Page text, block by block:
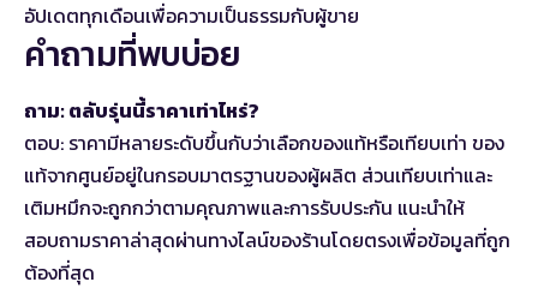
อัปเดตทุกเดือนเพื่อความเป็นธรรมกับผู้ขาย
คำถามที่พบบ่อย
ถาม: ตลับรุ่นนี้ราคาเท่าไหร่?
ตอบ: ราคามีหลายระดับขึ้นกับว่าเลือกของแท้หรือเทียบเท่า ของ
แท้จากศูนย์อยู่ในกรอบมาตรฐานของผู้ผลิต ส่วนเทียบเท่าและ
เติมหมึกจะถูกกว่าตามคุณภาพและการรับประกัน แนะนำให้
สอบถามราคาล่าสุดผ่านทางไลน์ของร้านโดยตรงเพื่อข้อมูลที่ถูก
ต้องที่สุด